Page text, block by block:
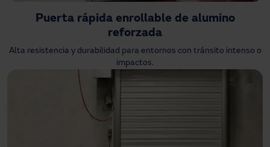
Puerta rápida enrollable de alumino
reforzada
Alta resistencia y durabilidad para entornos con tránsito intenso o
impactos.